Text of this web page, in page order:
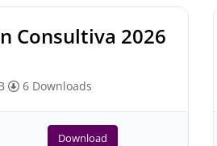
Consultiva 2026
6 Downloads
Download